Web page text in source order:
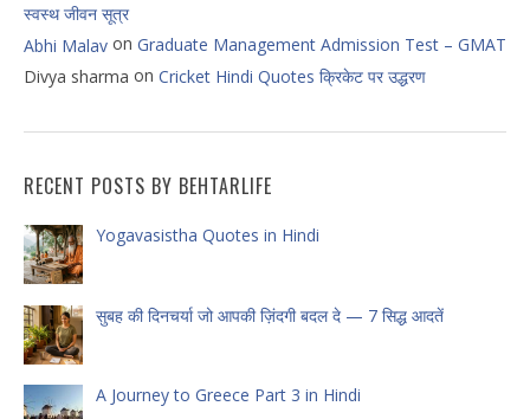
स्वस्थ जीवन सूत्र
Abhi Malav on Graduate Management Admission Test – GMAT
Divya sharma on Cricket Hindi Quotes क्रिकेट पर उद्धरण
RECENT POSTS BY BEHTARLIFE
Yogavasistha Quotes in Hindi
सुबह की दिनचर्या जो आपकी ज़िंदगी बदल दे — 7 सिद्ध आदतें
A Journey to Greece Part 3 in Hindi